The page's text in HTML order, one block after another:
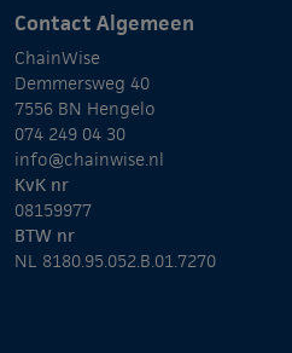
Contact Algemeen
ChainWise
Demmersweg 40
7556 BN Hengelo
074 249 04 30
info@chainwise.nl
KvK nr
08159977
BTW nr
NL 8180.95.052.B.01.7270